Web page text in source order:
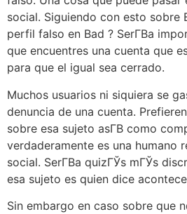
social. Siguiendo con esto sobre
perfil falso en Bad ? SerГ­В­a
que encuentres una cuenta que
para que el igual sea cerrado.
Muchos usuarios ni siquiera se
denuncia de una cuenta.
sobre esa sujeto asГ­В­ como
verdaderamente es una humano
social. SerГ­В­a quizГЎs mГЎs
esa sujeto es quien dice
Sin embargo en caso sobre que